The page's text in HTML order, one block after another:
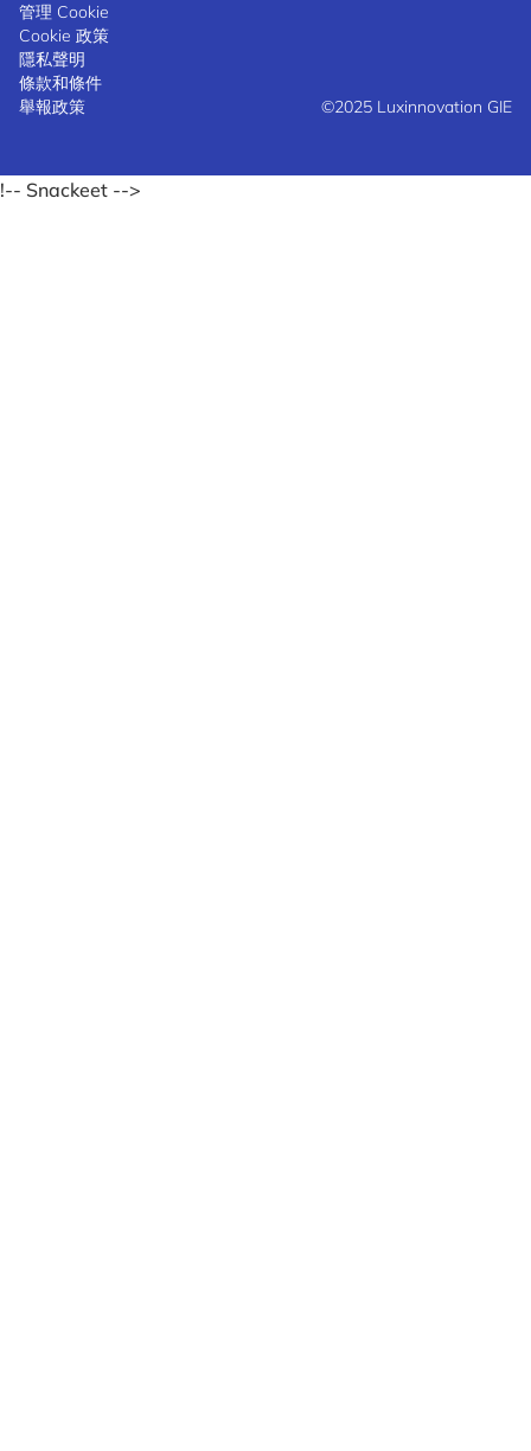
管理 Cookie
Cookie 政策
隱私聲明
條款和條件
舉報政策
©2025 Luxinnovation GIE
!-- Snackeet -->